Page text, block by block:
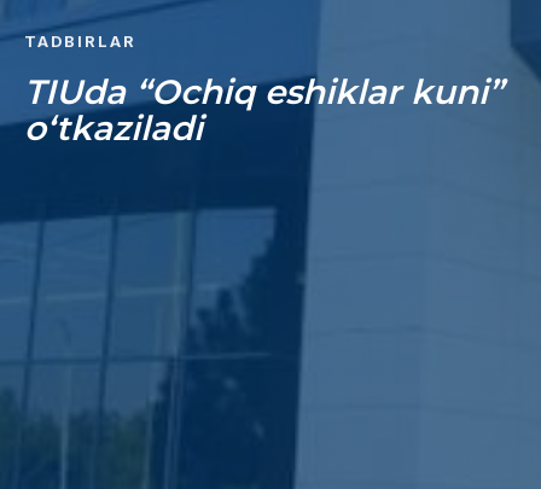
TADBIRLAR
TIUda “Ochiq eshiklar kuni”
o‘tkaziladi